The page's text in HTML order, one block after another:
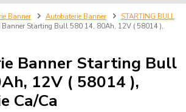
Banner Autobaterie Banner
STARTING BULL
Banner Starting Bull 580 14, 80Ah, 12V ( 58014 ),
Banner Starting Bull
12V ( 58014 ),
Ca/Ca